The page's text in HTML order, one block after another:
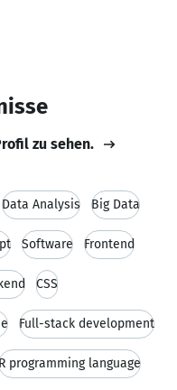
zu sehen.
Data Analysis Big Data
Software Frontend
CSS
Full-stack development
programming language